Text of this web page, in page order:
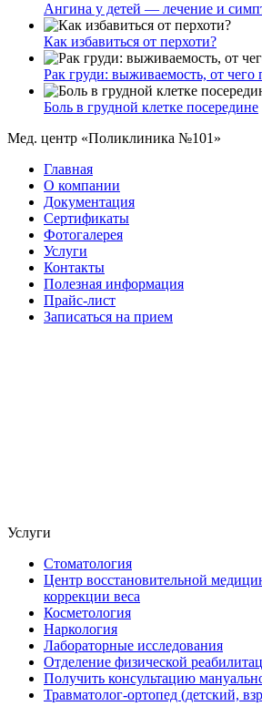
Ангина у детей — лечение и
Как избавиться от перхоти?
Рак груди: выживаемость, от чего
Боль в грудной клетке посередине
Мед. центр «Поликлиника №101»
Главная
О компании
Документация
Сертификаты
Фотогалерея
Услуги
Контакты
Полезная информация
Прайс-лист
Записаться на прием
Услуги
Стоматология
Центр восстановительной
коррекции веса
Косметология
Наркология
Лабораторные исследования
Отделение физической
Получить консультацию
Травматолог-ортопед (детский,